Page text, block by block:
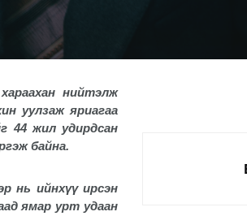
нийтэлж
уулзаж яриагаа
44 жил удирдсан
байна.
нь ийнхүү ирсэн
ямар урт удаан